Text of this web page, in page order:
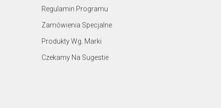
Regulamin Programu
Zamówienia Specjalne
Produkty Wg. Marki
Czekamy Na Sugestie